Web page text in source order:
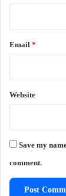
Email *
Website
Save my
comment.